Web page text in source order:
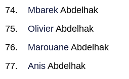
Mbarek Abdelhak
Olivier Abdelhak
Marouane Abdelhak
Anis Abdelhak